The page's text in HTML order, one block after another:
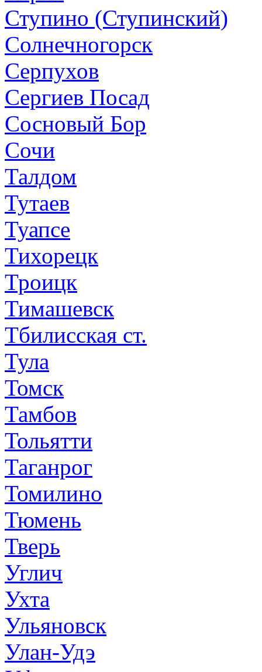
Ступино (Ступинский)
Солнечногорск
Серпухов
Сергиев Посад
Сосновый Бор
Сочи
Талдом
Тутаев
Туапсе
Тихорецк
Троицк
Тимашевск
Тбилисская ст.
Тула
Томск
Тамбов
Тольятти
Таганрог
Томилино
Тюмень
Тверь
Углич
Ухта
Ульяновск
Улан-Удэ